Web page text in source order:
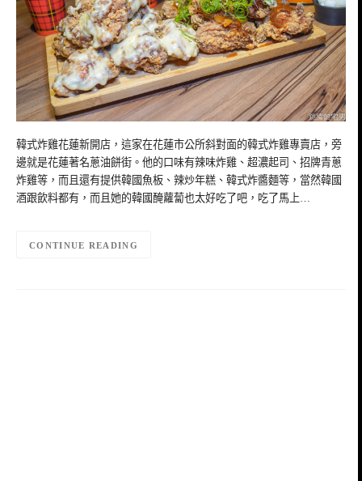
韓式炸雞花蓮新開店，這家在花蓮市公所斜對面的韓式炸雞專賣店，旁
邊就是花蓮著名蔥油餅街。他的口味有辣味炸雞、超濃起司、招牌青蔥
炸雞等，而且還有提供韓國魚板、辣炒年糕、韓式炸醬麵等，當然韓國
酒跟飲料都有，而且她的韓國醃蘿蔔也太好吃了吧，吃了馬上…
CONTINUE READING